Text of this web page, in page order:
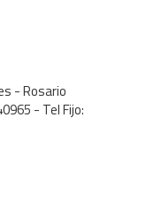
- Rosario
- Tel Fijo: